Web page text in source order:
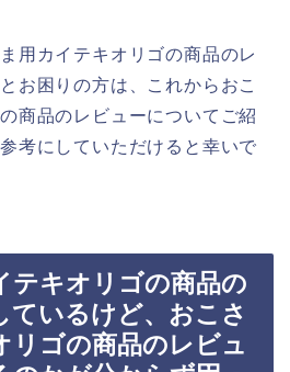
用カイテキオリゴの商品のレ
お困りの方は、これからおこ
商品のレビューについてご紹
考にしていただけると幸いで
テキオリゴの商品の
ているけど、おこさ
リゴの商品のレビュ